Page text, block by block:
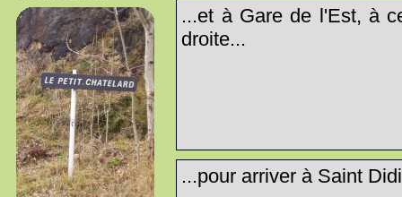
...et à Gare de l'Est, à
droite...
...pour arriver à Saint